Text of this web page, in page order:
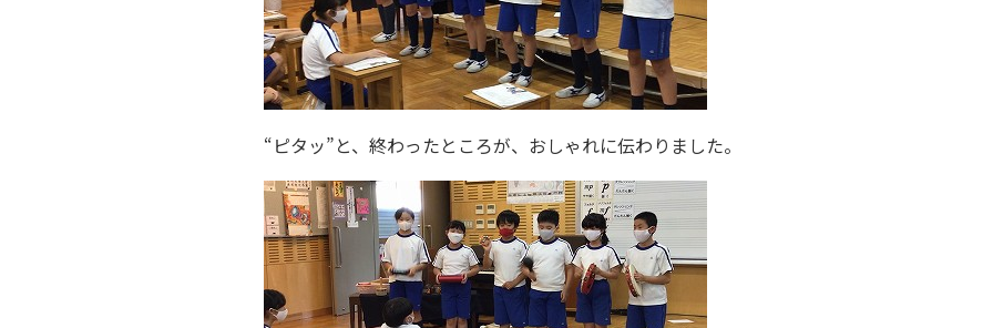
“ピタッ”と、終わったところが、おしゃれに伝わりました。